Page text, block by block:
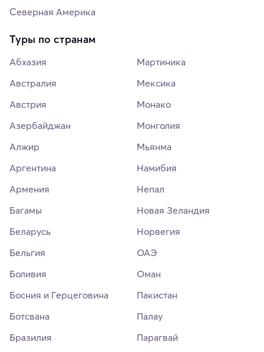
Северная Америка
Туры по странам
Абхазия
Австралия
Австрия
Азербайджан
Алжир
Аргентина
Армения
Багамы
Беларусь
Бельгия
Боливия
Босния и Герцеговина
Ботсвана
Бразилия
Мартиника
Мексика
Монако
Монголия
Мьянма
Намибия
Непал
Новая Зеландия
Норвегия
ОАЭ
Оман
Пакистан
Палау
Парагвай